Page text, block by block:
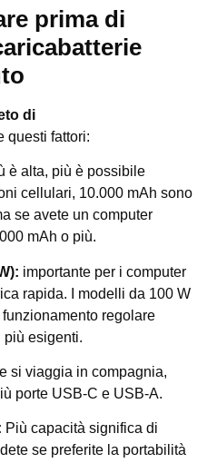
prima di
di
questi fattori:
è alta, più è possibile
cellulari, 10.000 mAh sono
se avete un computer
mAh o più.
importante per i computer
rapida. I modelli da 100 W
regolare
esigenti.
si viaggia in compagnia,
porte USB-C e USB-A.
Più capacità significa di
se preferite la portabilità